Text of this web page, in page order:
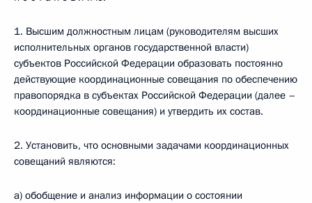
1. Высшим должностным лицам (руководителям высших
исполнительных органов государственной власти)
субъектов Российской Федерации образовать постоянно
действующие координационные совещания по обеспечению
правопорядка в субъектах Российской Федерации (далее –
координационные совещания) и утвердить их состав.
2. Установить, что основными задачами координационных
совещаний являются:
а) обобщение и анализ информации о состоянии